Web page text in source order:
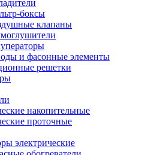
боксы
клапаны
и фасонные элементы
решетки
накопительные
проточные
электрические